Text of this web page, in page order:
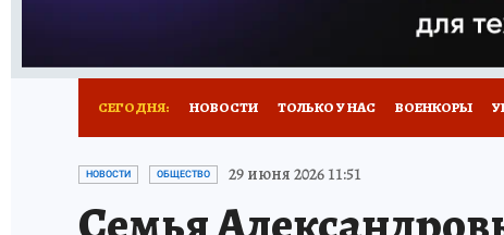
СЕГОДНЯ: НОВОСТИ ТОЛЬКО У НАС ВОЕНКОРЫ
ИСПЫТАНО НА СЕБЕ
НОВОСТИ ОБЩЕСТВО 29 июня 2026 11:51